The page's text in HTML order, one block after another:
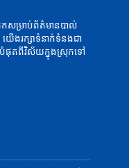
កសម្រាប់ព័ត៌មានបាល់
ើងរក្សាទំនាក់ទំនងជា
ផុតពីវិស័យក្នុងស្រុកទៅ